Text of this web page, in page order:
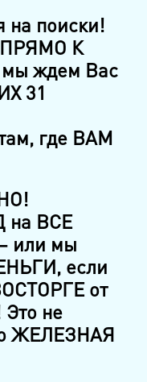
на поиски!
ПРЯМО К
ждем Вас
31
где ВАМ
на ВСЕ
или мы
если
от
не
ЖЕЛЕЗНАЯ